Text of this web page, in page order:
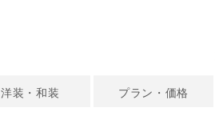
洋装・和装 プラン・価格